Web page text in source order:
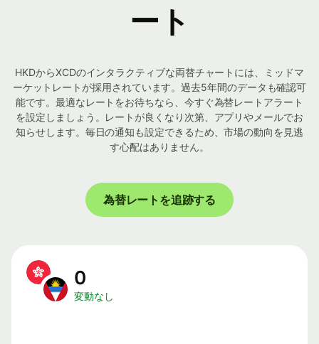
ート
HKDからXCDのインタラクティブな両替チャートには、ミッドマ
ーケットレートが採用されています。過去5年間のデータも確認可
能です。最適なレートをお待ちなら、今すぐ為替レートアラート
を設定しましょう。レートが良くなり次第、アプリやメールでお
知らせします。毎日の通知も設定できるため、市場の動向を見逃
す心配はありません。
為替レートを追跡する
0
変動なし